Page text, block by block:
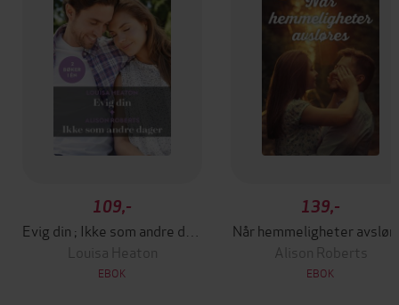
109,-
Louisa Heaton
EBOK
139,-
Når hemmeligheter
Alison Roberts
EBOK